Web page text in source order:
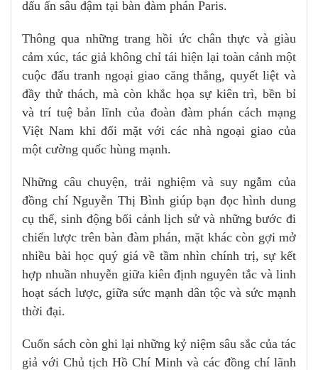
dấu ấn sâu đậm tại bàn đàm phán Paris.
Thông qua những trang hồi ức chân thực và giàu
cảm xúc, tác giả không chỉ tái hiện lại toàn cảnh một
cuộc đấu tranh ngoại giao căng thẳng, quyết liệt và
đầy thử thách, mà còn khắc họa sự kiên trì, bền bỉ
và trí tuệ bản lĩnh của đoàn đàm phán cách mạng
Việt Nam khi đối mặt với các nhà ngoại giao của
một cường quốc hùng mạnh.
Những câu chuyện, trải nghiệm và suy ngẫm của
đồng chí Nguyễn Thị Bình giúp bạn đọc hình dung
cụ thể, sinh động bối cảnh lịch sử và những bước đi
chiến lược trên bàn đàm phán, mặt khác còn gợi mở
nhiều bài học quý giá về tầm nhìn chính trị, sự kết
hợp nhuần nhuyễn giữa kiên định nguyên tắc và linh
hoạt sách lược, giữa sức mạnh dân tộc và sức mạnh
thời đại.
Cuốn sách còn ghi lại những kỷ niệm sâu sắc của tác
giả với Chủ tịch Hồ Chí Minh và các đồng chí lãnh